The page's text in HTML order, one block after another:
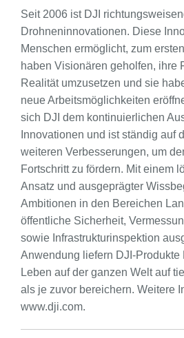
Seit 2006 ist DJI
Drohneninnovationen. Diese
Menschen ermöglicht, zum
haben Visionären geholfen, ihre
Realität umzusetzen und sie
neue Arbeitsmöglichkeiten
sich DJI dem kontinuierlichen
Innovationen und ist ständig auf
weiteren Verbesserungen, um
Fortschritt zu fördern. Mit einem
Ansatz und ausgeprägter
Ambitionen in den Bereichen
öffentliche Sicherheit,
sowie Infrastrukturinspektion
Anwendung liefern DJI-Produkte
Leben auf der ganzen Welt auf
als je zuvor bereichern. Weitere
www.dji.com.